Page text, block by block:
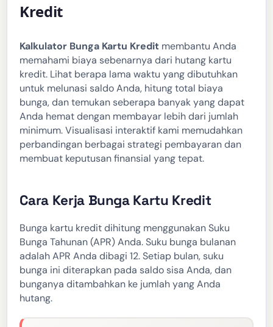
Kredit
Kalkulator Bunga Kartu Kredit membantu Anda
memahami biaya sebenarnya dari hutang kartu
kredit. Lihat berapa lama waktu yang dibutuhkan
untuk melunasi saldo Anda, hitung total biaya
bunga, dan temukan seberapa banyak yang dapat
Anda hemat dengan membayar lebih dari jumlah
minimum. Visualisasi interaktif kami memudahkan
perbandingan berbagai strategi pembayaran dan
membuat keputusan finansial yang tepat.
Cara Kerja Bunga Kartu Kredit
Bunga kartu kredit dihitung menggunakan Suku
Bunga Tahunan (APR) Anda. Suku bunga bulanan
adalah APR Anda dibagi 12. Setiap bulan, suku
bunga ini diterapkan pada saldo sisa Anda, dan
bunganya ditambahkan ke jumlah yang Anda
hutang.